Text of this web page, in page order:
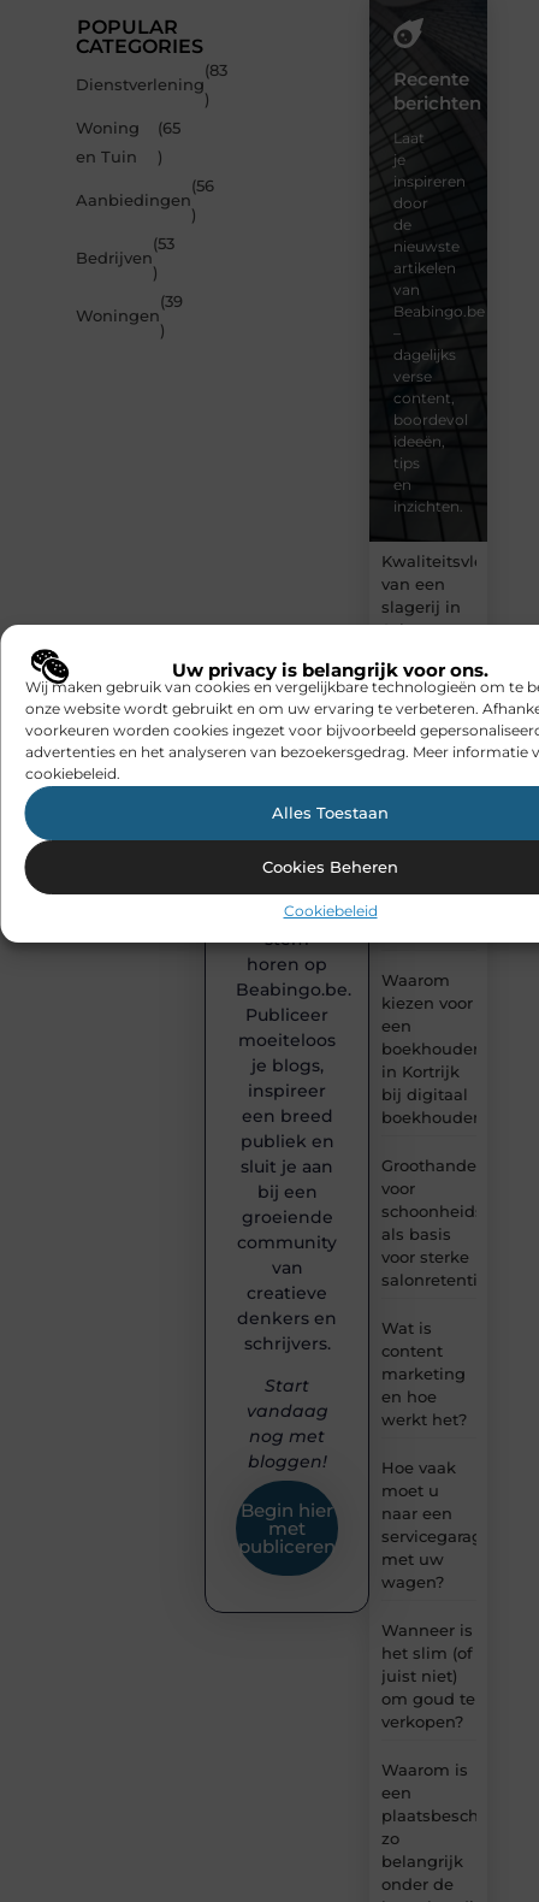
Uw privacy is belangrijk voor ons.
Wij maken gebruik van cookies en vergelijkbare technologieën om te
onze website wordt gebruikt en om uw ervaring te verbeteren.
voorkeuren worden cookies ingezet voor bijvoorbeeld
advertenties en het analyseren van bezoekersgedrag. Meer informatie
cookiebeleid.
Alles Toestaan
Cookies Beheren
Cookiebeleid
POPULAR
CATEGORIES
Dienstverlening
(83
)
Woning
en Tuin
(65
)
Aanbiedingen
(56
)
Bedrijven
(53
)
Woningen
(39
)
Recente
berichten
Laat
je
inspireren
door
de
nieuwste
artikelen
van
Beabingo.be
–
dagelijks
verse
content,
boordevol
ideeën,
tips
en
inzichten.
Kwaliteitsvlees
van een
slagerij in
Schoten
barbecue
geslaagd
Waarom
inschakelen
vóór je
verbouwt
Waarom
kiezen voor
een
boekhouder
in Kortrijk
bij digitaal
boekhouden?
Groothandel
voor
als basis
voor sterke
salonretentie
Wat is
content
marketing
en hoe
werkt het?
Hoe vaak
moet u
naar een
servicegarage
met uw
wagen?
Wanneer is
het slim (of
juist niet)
om goud te
verkopen?
Waarom is
een
plaatsbeschrijving
zo
belangrijk
onder de
Jouw
een
podium!
Heb jij iets
Laat jouw
stem
horen op
Beabingo.be.
Publiceer
moeiteloos
je blogs,
inspireer
een breed
publiek en
sluit je aan
bij een
groeiende
community
van
creatieve
denkers en
schrijvers.
Start
vandaag
nog met
bloggen!
Begin hier
met
publiceren